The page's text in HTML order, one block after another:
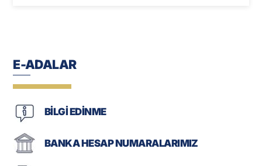
E-ADALAR
BİLGİ EDİNME
BANKA HESAP NUMARALARIMIZ